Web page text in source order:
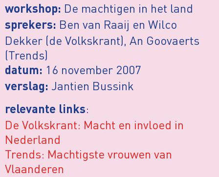
workshop: De machtigen in het land
sprekers: Ben van Raaij en Wilco
Dekker (de Volkskrant), An Goovaerts
(Trends)
datum: 16 november 2007
verslag: Jantien Bussink
relevante links:
De Volkskrant: Macht en invloed in
Nederland
Trends: Machtigste vrouwen van
Vlaanderen